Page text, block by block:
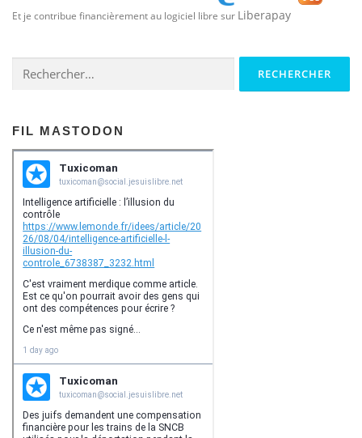
Et je contribue financièrement au logiciel libre sur Liberapay
FIL MASTODON